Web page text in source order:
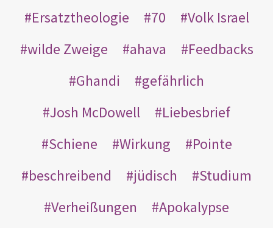
Ersatztheologie 70
Volk Israel
wilde Zweige
ahava
Feedbacks
Ghandi
gefährlich
Josh McDowell
Liebesbrief
Schiene
Wirkung
Pointe
beschreibend
jüdisch
Studium
Verheißungen
Apokalypse